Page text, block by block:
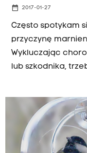
date_range 2017-01-27
Często spotykam
przyczynę
Wykluczając
lub szkodnika,
Trzeba umieć
troska o rośliny
rozwój. Musimy
odpowiednie